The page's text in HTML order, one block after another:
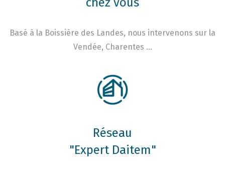
Basé à la Boissière des Landes, nous intervenons sur la
Vendée, Charentes …
Réseau
"Expert Daitem"